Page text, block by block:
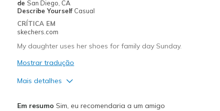
Width
Feels true to width
Sizing
View On Shoes
de San Diego, CA
Describe Yourself Casual
CRÍTICA EM
skechers.com
My daughter uses her shoes for family day Sunday.
Mostrar tradução
Mais detalhes
Em resumo Sim, eu recomendaria a um amigo